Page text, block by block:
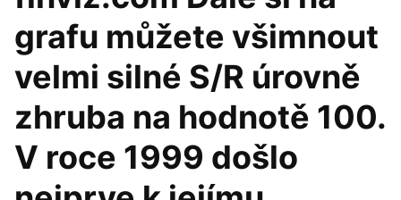
grafu můžete všimnout
velmi silné S/R úrovně
zhruba na hodnotě 100.
V roce 1999 došlo